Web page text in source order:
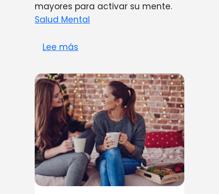
mayores para activar su mente.
Salud Mental
Lee más